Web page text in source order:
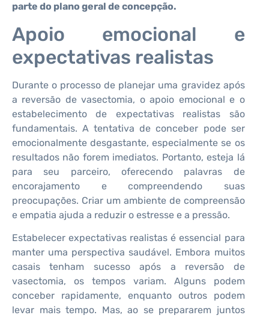
parte do plano geral de concepção.
Apoio emocional e
expectativas realistas
Durante o processo de planejar uma gravidez após
a reversão de vasectomia, o apoio emocional e o
estabelecimento de expectativas realistas são
fundamentais. A tentativa de conceber pode ser
emocionalmente desgastante, especialmente se os
resultados não forem imediatos. Portanto, esteja lá
para seu parceiro, oferecendo palavras de
encorajamento e compreendendo suas
preocupações. Criar um ambiente de compreensão
e empatia ajuda a reduzir o estresse e a pressão.
Estabelecer expectativas realistas é essencial para
manter uma perspectiva saudável. Embora muitos
casais tenham sucesso após a reversão de
vasectomia, os tempos variam. Alguns podem
conceber rapidamente, enquanto outros podem
levar mais tempo. Mas, ao se prepararem juntos